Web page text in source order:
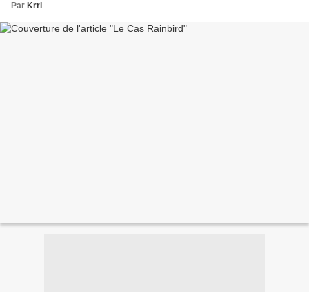
Par Krri